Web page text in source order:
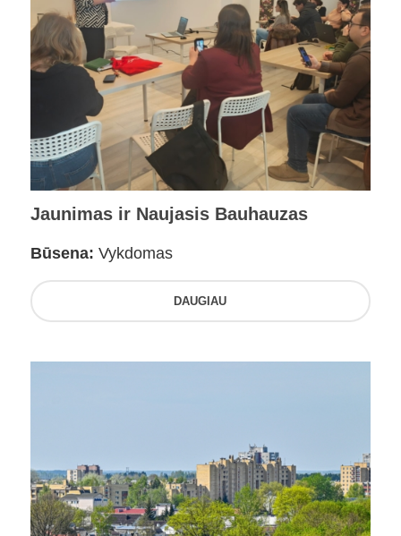
Jaunimas ir Naujasis Bauhauzas
Būsena: Vykdomas
DAUGIAU